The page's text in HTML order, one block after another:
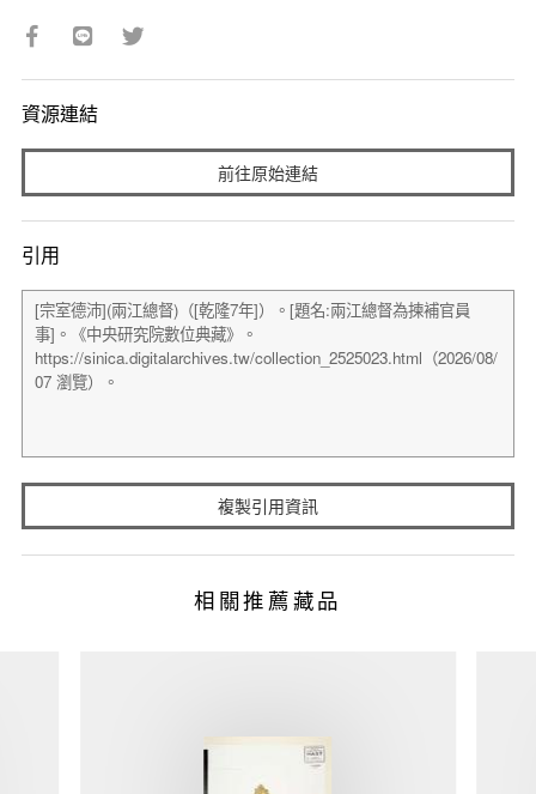
資源連結
前往原始連結
引用
複製引用資訊
相關推薦藏品